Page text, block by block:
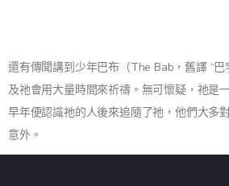
還有傳聞講到少年巴布（The Bab，舊譯 “
及祂會用大量時間來祈禱。無可懷疑，祂是
早年便認識祂的人後來追隨了祂，他們大多
意外。